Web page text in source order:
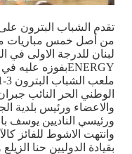
من أصل خمس مباريات
لبنان للدرجة الاولى في
ENERGYبفوزه عليه في
الوطني الحر النائب
والاعضاء ورئيس بلدية
ورئيسي الناديين يوسف
بقيادة الدوليين حنا